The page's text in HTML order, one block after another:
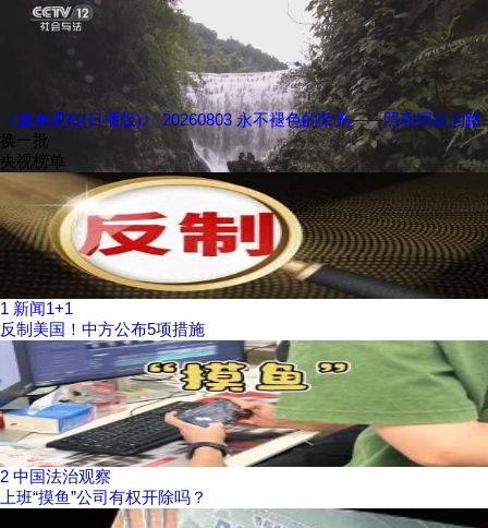
《道德观察(日播版)》 20260803 永不褪色的荣光——照亮回家的路
换一批
央视榜单
1 新闻1+1
反制美国！中方公布5项措施
2 中国法治观察
上班“摸鱼”公司有权开除吗？